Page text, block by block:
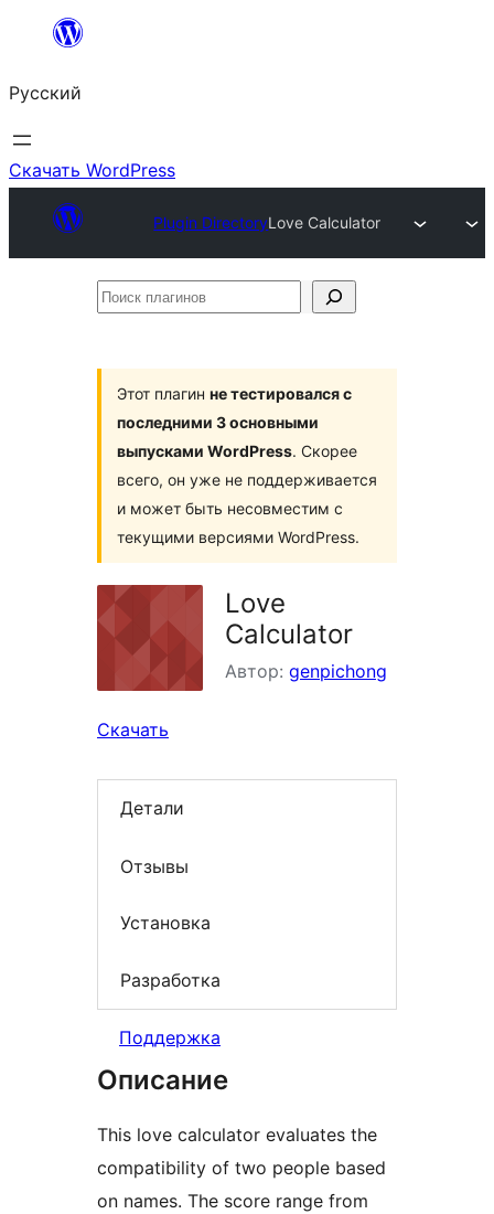
Перейти
содержимому
Русский
Скачать WordPress
Plugin DirectoryLove Calculator
Поиск
Этот плагин не тестировался с
последними 3 основными
выпусками WordPress. Скорее
всего, он уже не поддерживается
и может быть несовместим с
текущими версиями WordPress.
Love
Calculator
Автор: genpichong
Скачать
Детали
Отзывы
Установка
Разработка
Поддержка
Описание
This love calculator evaluates the
compatibility of two people based
on names. The score range from